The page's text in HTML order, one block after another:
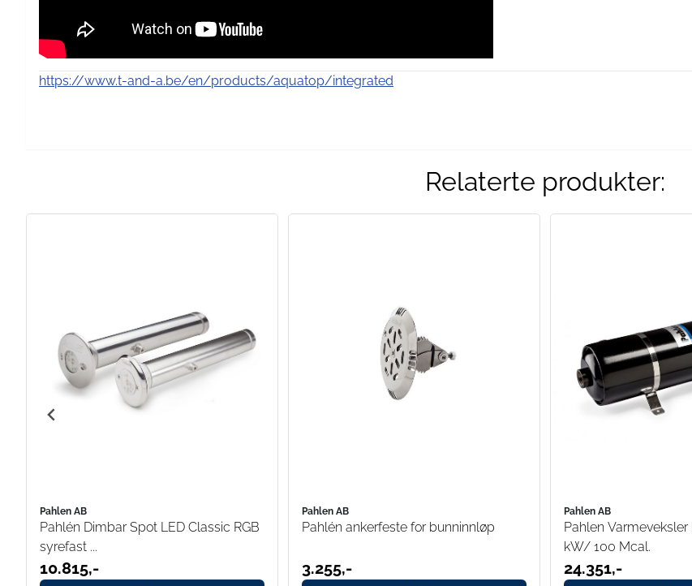
https://www.t-and-a.be/en/products/aquatop/integrated
Relaterte produkter:
Pahlen AB
Pahlén Dimbar Spot LED Classic RGB
syrefast ...
10.815,-
Pahlen AB
Pahlén ankerfeste for bunninnløp
3.255,-
Pahlen AB
Pahlen Varmeveksler
kW/ 100 Mcal.
24.351,-